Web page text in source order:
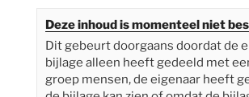
Deze inhoud is momenteel niet
Dit gebeurt doorgaans doordat de
bijlage alleen heeft gedeeld met
groep mensen, de eigenaar heeft